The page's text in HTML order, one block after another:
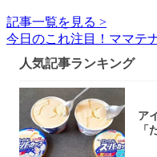
記事一覧を見る >
今日のこれ注目！ママテ
人気記事ランキング
ア